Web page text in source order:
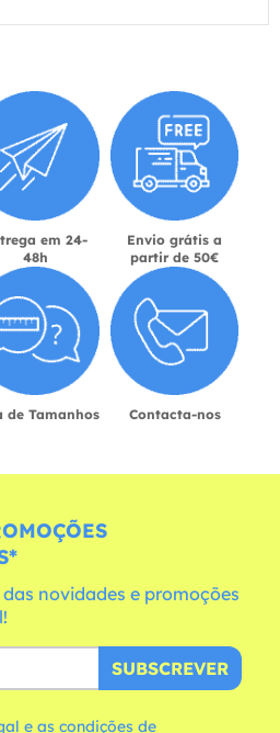
em 24-
48h
Envio grátis a
partir de 50€
de Tamanhos Contacta-nos
novidades e promoções
SUBSCREVER
e as condições